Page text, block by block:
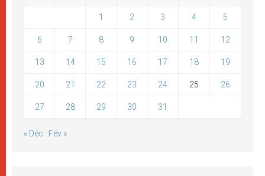
1 2 3 4 5
6 7 8 9 10 11 12
13 14 15 16 17 18 19
20 21 22 23 24 25 26
27 28 29 30 31
« Déc Fév »